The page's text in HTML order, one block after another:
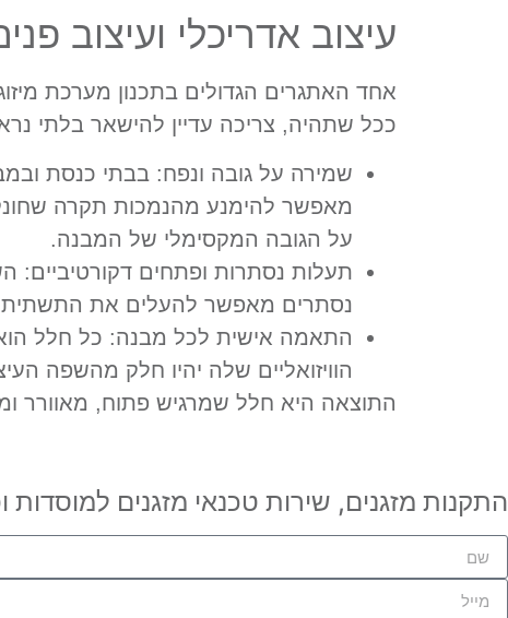
עיצוב אדריכלי ועיצוב
אחד האתגרים הגדולים בתכנון מערכת
ככל שתהיה, צריכה עדיין להישאר בלתי
שמירה על גובה ונפח: בבתי כנסת
מאפשר להימנע מהנמכות תקרה
על הגובה המקסימלי של המבנה.
תעלות נסתרות ופתחים דקורטיביים:
נסתרים מאפשר להעלים את התשתית
התאמה אישית לכל מבנה: כל חלל
הוויזואליים שלה יהיו חלק מהשפה
התוצאה היא חלל שמרגיש פתוח, מאוורר
התקנות מזגנים, שירות טכנאי מזגנים למוסדות